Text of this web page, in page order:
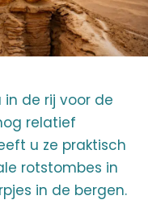
de rij voor de
relatief
u ze praktisch
rotstombes in
in de bergen.